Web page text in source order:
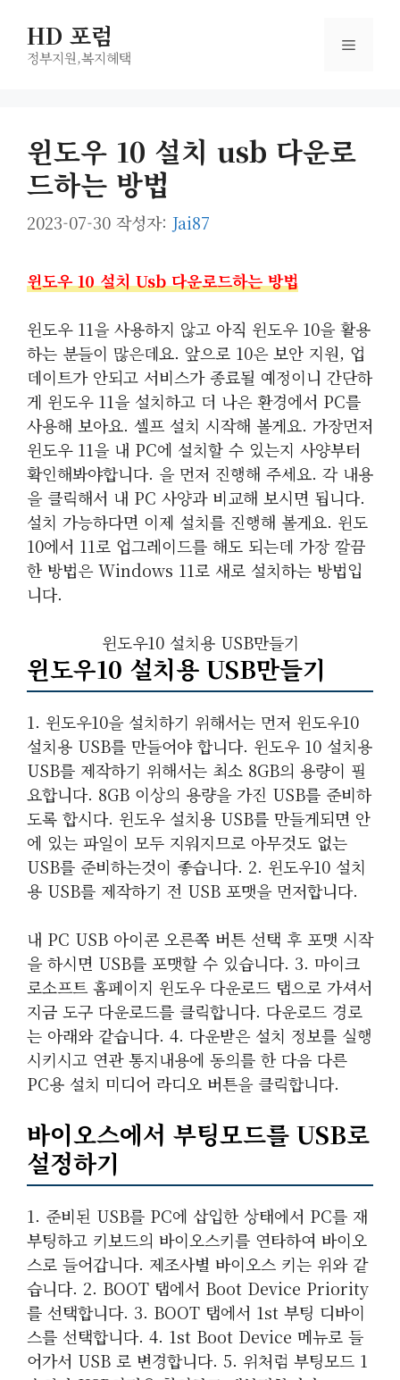
HD 포럼
정부지원,복지헤택
메
윈도우 10 설치 usb 다운로
드하는 방법
2023-07-30 작성자: Jai87
윈도우 10 설치 Usb 다운로드하는 방법
윈도우 11을 사용하지 않고 아직 윈도우 10을 활용
하는 분들이 많은데요. 앞으로 10은 보안 지원, 업
데이트가 안되고 서비스가 종료될 예정이니 간단하
게 윈도우 11을 설치하고 더 나은 환경에서 PC를
사용해 보아요. 셀프 설치 시작해 볼게요. 가장먼저
윈도우 11을 내 PC에 설치할 수 있는지 사양부터
확인해봐야합니다. 을 먼저 진행해 주세요. 각 내용
을 클릭해서 내 PC 사양과 비교해 보시면 됩니다.
설치 가능하다면 이제 설치를 진행해 볼게요. 윈도
10에서 11로 업그레이드를 해도 되는데 가장 깔끔
한 방법은 Windows 11로 새로 설치하는 방법입
니다.
윈도우10 설치용 USB만들기
윈도우10 설치용 USB만들기
1. 윈도우10을 설치하기 위해서는 먼저 윈도우10
설치용 USB를 만들어야 합니다. 윈도우 10 설치용
USB를 제작하기 위해서는 최소 8GB의 용량이 필
요합니다. 8GB 이상의 용량을 가진 USB를 준비하
도록 합시다. 윈도우 설치용 USB를 만들게되면 안
에 있는 파일이 모두 지워지므로 아무것도 없는
USB를 준비하는것이 좋습니다. 2. 윈도우10 설치
용 USB를 제작하기 전 USB 포맷을 먼저합니다.
내 PC USB 아이콘 오른쪽 버튼 선택 후 포맷 시작
을 하시면 USB를 포맷할 수 있습니다. 3. 마이크
로소프트 홈페이지 윈도우 다운로드 탭으로 가셔서
지금 도구 다운로드를 클릭합니다. 다운로드 경로
는 아래와 같습니다. 4. 다운받은 설치 정보를 실행
시키시고 연관 통지내용에 동의를 한 다음 다른
PC용 설치 미디어 라디오 버튼을 클릭합니다.
바이오스에서 부팅모드를 USB로
설정하기
1. 준비된 USB를 PC에 삽입한 상태에서 PC를 재
부팅하고 키보드의 바이오스키를 연타하여 바이오
스로 들어갑니다. 제조사별 바이오스 키는 위와 같
습니다. 2. BOOT 탭에서 Boot Device Priority
를 선택합니다. 3. BOOT 탭에서 1st 부팅 디바이
스를 선택합니다. 4. 1st Boot Device 메뉴로 들
어가서 USB 로 변경합니다. 5. 위처럼 부팅모드 1